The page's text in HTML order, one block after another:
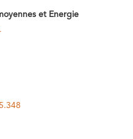
et Energie